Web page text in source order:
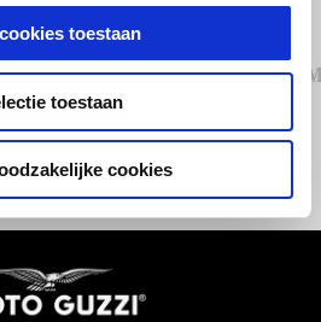
toestaan
toestaan
cookies
MUG
€ 29